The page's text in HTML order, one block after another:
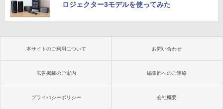
ロジェクター3モデルを使ってみた
本サイトのご利用について お問い合わせ
広告掲載のご案内 編集部へのご連絡
プライバシーポリシー 会社概要